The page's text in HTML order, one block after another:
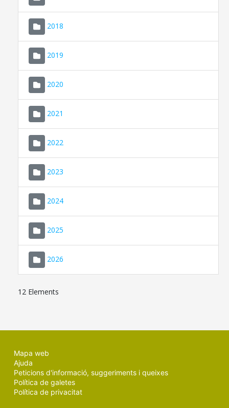
2018
2019
2020
2021
2022
2023
2024
2025
2026
12 Elements
Mapa web
Ajuda
Peticions d'informació, suggeriments i queixes
Política de galetes
Política de privacitat